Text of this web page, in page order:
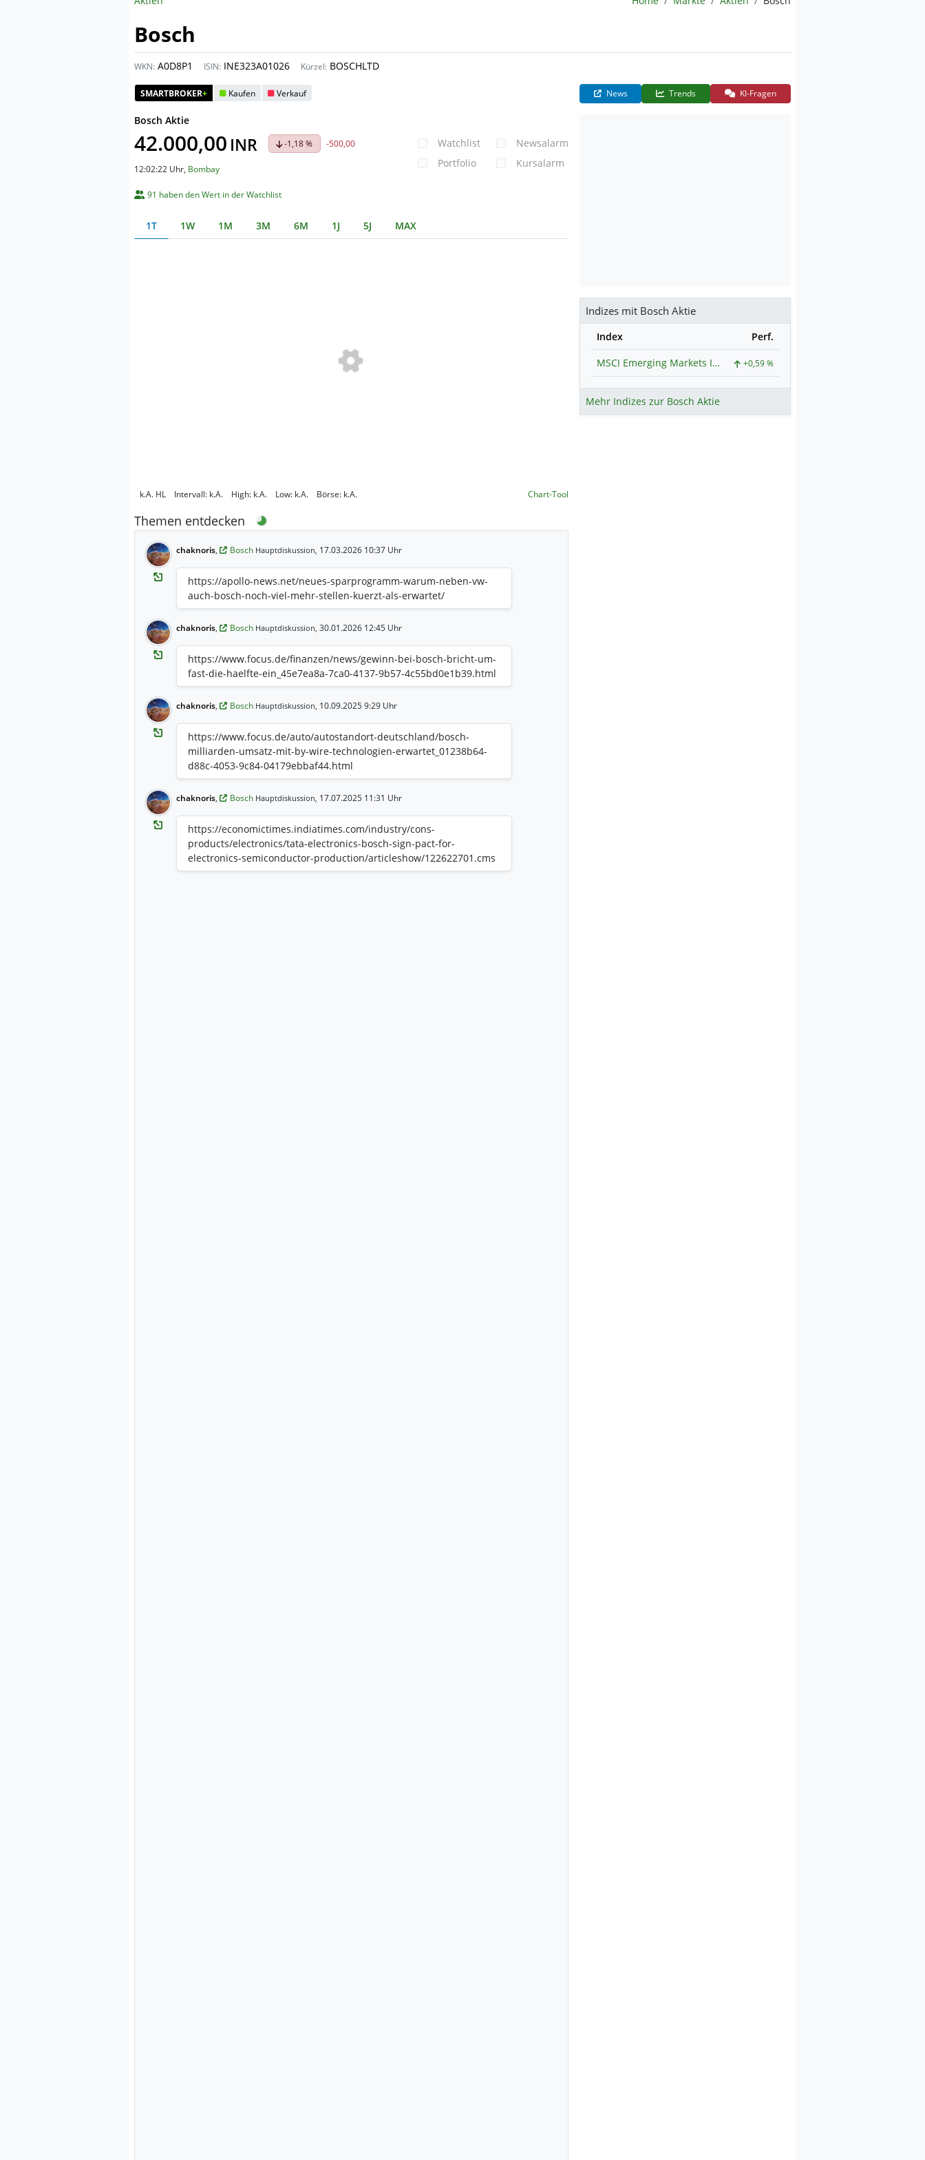
Bosch
WKN: A0D8P1 ISIN: INE323A01026 Kürzel: BOSCHLTD
SMARTBROKER+ Kaufen Verkauf
Bosch Aktie
42.000,00 INR -1,18 % -500,00
12:02:22 Uhr, Bombay
Watchlist
Portfolio
Newsalarm
Kursalarm
91 haben den Wert in der Watchlist
1T 1W 1M 3M 6M 1J 5J MAX
k.A. HL Intervall: k.A. High: k.A. Low: k.A. Börse: k.A. Chart-Tool
Themen entdecken
chaknoris, Bosch Hauptdiskussion, 17.03.2026 10:37 Uhr
https://apollo-news.net/neues-sparprogramm-warum-neben-vw-
auch-bosch-noch-viel-mehr-stellen-kuerzt-als-erwartet/
chaknoris, Bosch Hauptdiskussion, 30.01.2026 12:45 Uhr
https://www.focus.de/finanzen/news/gewinn-bei-bosch-bricht-um-
fast-die-haelfte-ein_45e7ea8a-7ca0-4137-9b57-4c55bd0e1b39.html
chaknoris, Bosch Hauptdiskussion, 10.09.2025 9:29 Uhr
https://www.focus.de/auto/autostandort-deutschland/bosch-
milliarden-umsatz-mit-by-wire-technologien-erwartet_01238b64-
d88c-4053-9c84-04179ebbaf44.html
chaknoris, Bosch Hauptdiskussion, 17.07.2025 11:31 Uhr
https://economictimes.indiatimes.com/industry/cons-
products/electronics/tata-electronics-bosch-sign-pact-for-
electronics-semiconductor-production/articleshow/122622701.cms
News Trends KI-Fragen
Indizes mit Bosch Aktie
Index
Perf.
MSCI Emerging Markets Index
+0,59 %
Mehr Indizes zur Bosch Aktie